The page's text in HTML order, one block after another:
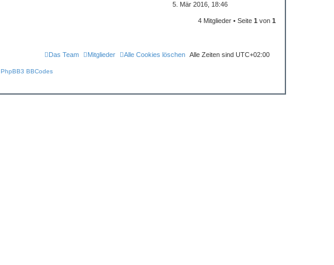
5. Mär 2016, 18:46
4 Mitglieder • Seite 1 von 1
Alle Zeiten sind UTC+02:00
Alle Cookies löschen
Mitglieder
Das Team
PhpBB3 BBCodes